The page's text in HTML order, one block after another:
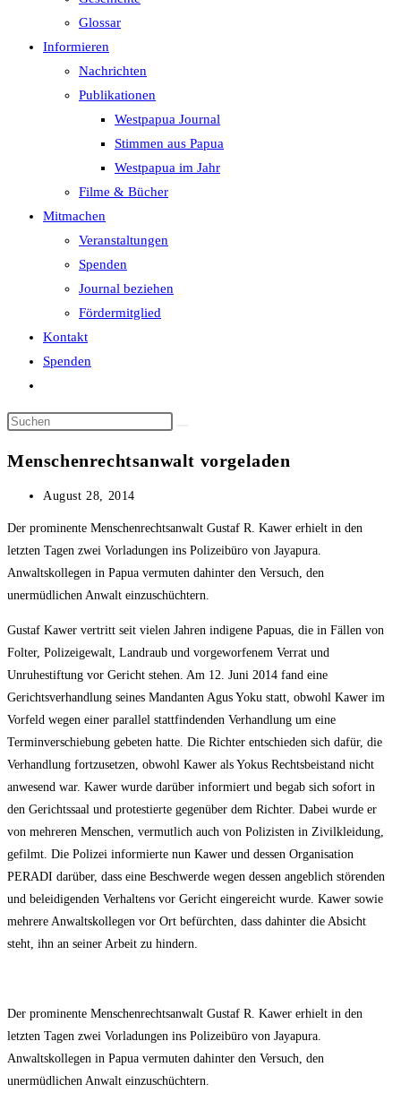
Glossar
Informieren
Nachrichten
Publikationen
Westpapua Journal
Stimmen aus Papua
Westpapua im Jahr
Filme & Bücher
Mitmachen
Veranstaltungen
Spenden
Journal beziehen
Fördermitglied
Kontakt
Spenden
umschalten
Diese
durchsuchen
Menschenrechtsanwalt vorgeladen
Beitrag
August 28, 2014
Der prominente Menschenrechtsanwalt Gustaf R. Kawer erhielt in den
letzten Tagen zwei Vorladungen ins Polizeibüro von Jayapura.
Anwaltskollegen in Papua vermuten dahinter den Versuch, den
unermüdlichen Anwalt einzuschüchtern.
Gustaf Kawer vertritt seit vielen Jahren indigene Papuas, die in Fällen von
Folter, Polizeigewalt, Landraub und vorgeworfenem Verrat und
Unruhestiftung vor Gericht stehen. Am 12. Juni 2014 fand eine
Gerichtsverhandlung seines Mandanten Agus Yoku statt, obwohl Kawer im
Vorfeld wegen einer parallel stattfindenden Verhandlung um eine
Terminverschiebung gebeten hatte. Die Richter entschieden sich dafür, die
Verhandlung fortzusetzen, obwohl Kawer als Yokus Rechtsbeistand nicht
anwesend war. Kawer wurde darüber informiert und begab sich sofort in
den Gerichtssaal und protestierte gegenüber dem Richter. Dabei wurde er
von mehreren Menschen, vermutlich auch von Polizisten in Zivilkleidung,
gefilmt. Die Polizei informierte nun Kawer und dessen Organisation
PERADI darüber, dass eine Beschwerde wegen dessen angeblich störenden
und beleidigenden Verhaltens vor Gericht eingereicht wurde. Kawer sowie
mehrere Anwaltskollegen vor Ort befürchten, dass dahinter die Absicht
steht, ihn an seiner Arbeit zu hindern.
Der prominente Menschenrechtsanwalt Gustaf R. Kawer erhielt in den
letzten Tagen zwei Vorladungen ins Polizeibüro von Jayapura.
Anwaltskollegen in Papua vermuten dahinter den Versuch, den
unermüdlichen Anwalt einzuschüchtern.